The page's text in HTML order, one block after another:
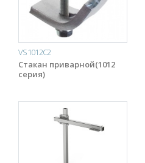
VS1012C2
Стакан приварной(1012
серия)